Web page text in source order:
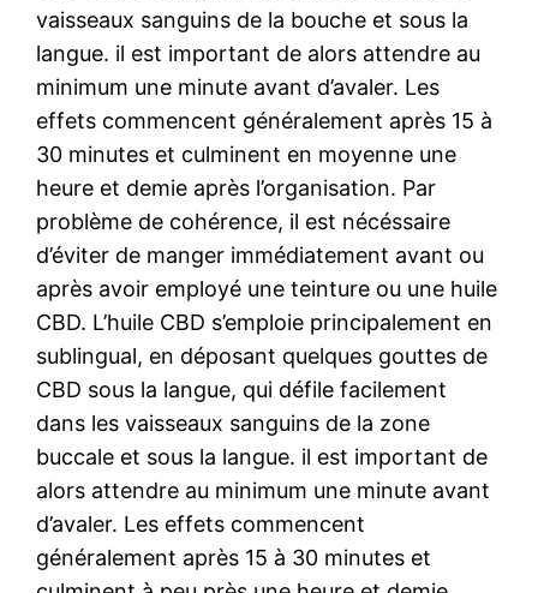
vaisseaux sanguins de la bouche et sous la
langue. il est important de alors attendre au
minimum une minute avant d’avaler. Les
effets commencent généralement après 15 à
30 minutes et culminent en moyenne une
heure et demie après l’organisation. Par
problème de cohérence, il est nécéssaire
d’éviter de manger immédiatement avant ou
après avoir employé une teinture ou une huile
CBD. L’huile CBD s’emploie principalement en
sublingual, en déposant quelques gouttes de
CBD sous la langue, qui défile facilement
dans les vaisseaux sanguins de la zone
buccale et sous la langue. il est important de
alors attendre au minimum une minute avant
d’avaler. Les effets commencent
généralement après 15 à 30 minutes et